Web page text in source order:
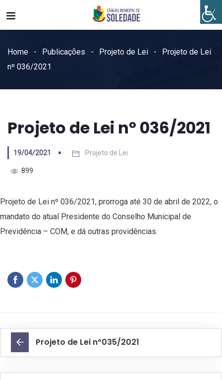
Home Publicações Projeto de Lei
Projeto de Lei
nº 036/2021
Projeto de Lei nº 036/2021
19/04/2021 Projeto de Lei
899
Projeto de Lei nº 036/2021, prorroga até 30 de abril de 2022, o
mandato do atual Presidente do Conselho Municipal de
Previdência – COM, e dá outras providências.
Projeto de Lei nº035/2021